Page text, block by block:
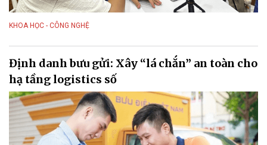
KHOA HỌC - CÔNG NGHỆ
Định danh bưu gửi: Xây “lá chắn” an toàn cho
hạ tầng logistics số